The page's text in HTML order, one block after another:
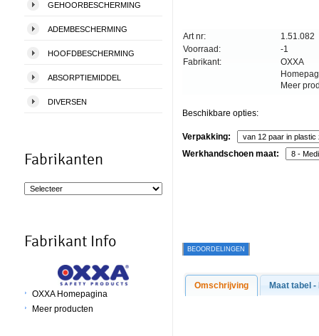
GEHOORBESCHERMING
ADEMBESCHERMING
HOOFDBESCHERMING
ABSORPTIEMIDDEL
DIVERSEN
Fabrikanten
Fabrikant Info
OXXA Homepagina
Meer producten
Art nr:
Voorraad:
Fabrikant:
1.51.082
-1
OXXA
Meer
Beschikbare opties:
Verpakking:
Werkhandschoen maat:
BEOORDELINGEN
Omschrijving Maat tabel -